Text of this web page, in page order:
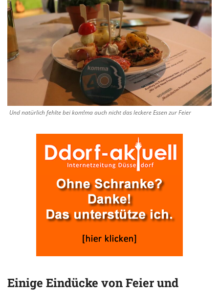
Und natürlich fehlte bei kom!ma auch nicht das leckere Essen zur Feier
Einige Eindücke von Feier und